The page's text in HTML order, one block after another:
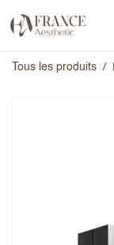
Tous les produits